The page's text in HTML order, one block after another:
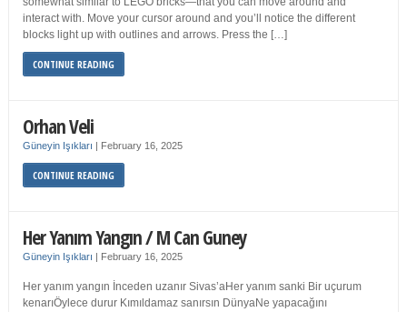
interact with. Move your cursor around and you’ll notice the different
blocks light up with outlines and arrows. Press the […]
CONTINUE READING
Orhan Veli
Güneyin Işıkları | February 16, 2025
CONTINUE READING
Her Yanım Yangın / M Can Guney
Güneyin Işıkları | February 16, 2025
Her yanım yangın İnceden uzanır Sivas’aHer yanım sanki Bir uçurum
kenarıÖylece durur Kımıldamaz sanırsın DünyaNe yapacağını